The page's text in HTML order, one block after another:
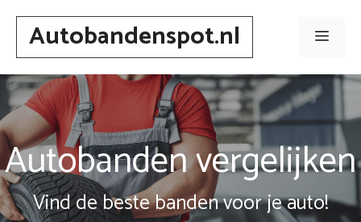
Spring
inhoudAutobandenspot.nl Menu
Autobanden vergelijken
Vind de beste banden voor je auto!